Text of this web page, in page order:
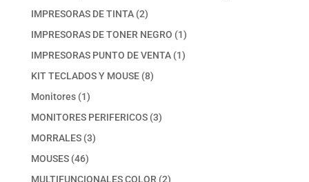
IMPRESORAS DE TINTA 22
productos
IMPRESORAS DE TONER NEGRO 11
producto
IMPRESORAS PUNTO DE VENTA 11
KIT TECLADOS Y MOUSE 88
Monitores 11
producto
MONITORES PERIFERICOS 33
MORRALES 33
MOUSES 4646
productos
MULTIFUNCIONALES COLOR 22